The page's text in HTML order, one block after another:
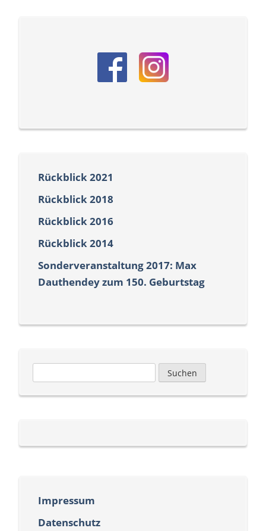
Rückblick 2021
Rückblick 2018
Rückblick 2016
Rückblick 2014
Sonderveranstaltung 2017: Max
Dauthendey zum 150. Geburtstag
nach:
Impressum
Datenschutz